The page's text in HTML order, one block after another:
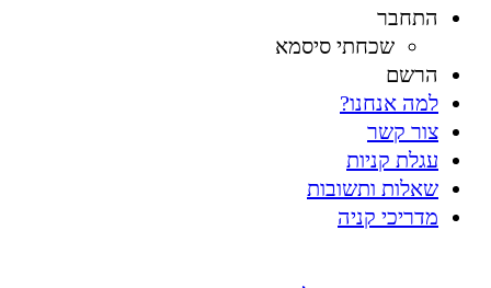
התחבר
שכחתי סיסמא
הרשם
למה אנחנו?
צור קשר
עגלת קניות
שאלות ותשובות
מדריכי קניה